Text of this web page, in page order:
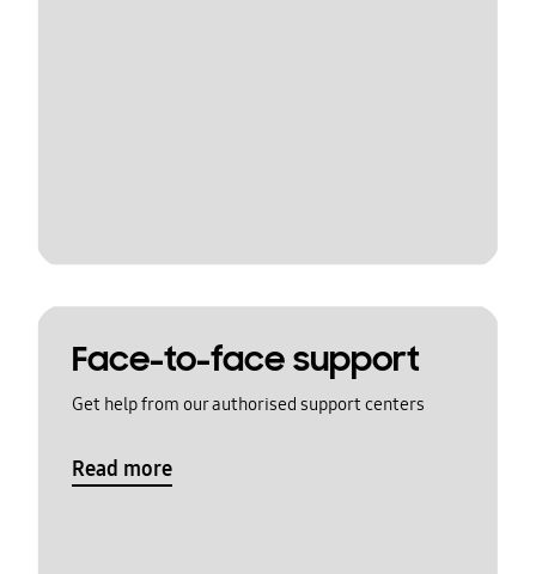
Face-to-face support
Get help from our authorised support centers
Read more